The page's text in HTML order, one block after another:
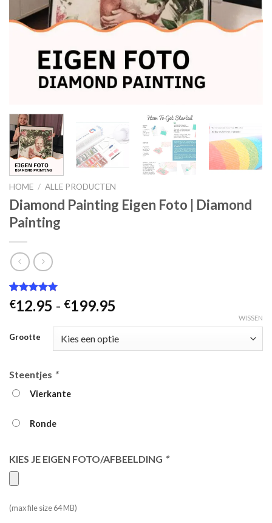
HOME / ALLE PRODUCTEN
Diamond Painting Eigen Foto | Diamond
Painting
Gewaardeerd
5.00op 5
2
waarderingen
€12.95 - €199.95
tot
€199.95
Grootte
WISSEN
Steentjes *
Vierkante
Ronde
KIES JE EIGEN FOTO/AFBEELDING *
(max file size 64 MB)